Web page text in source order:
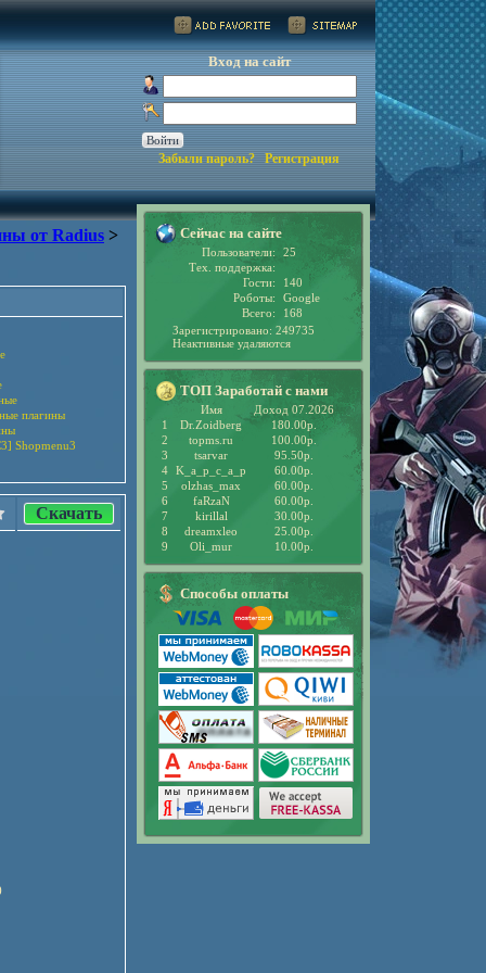
от Radius >
плагины
Shopmenu3
Скачать
Вход на сайт
Забыли пароль? Регистрация
Сейчас на сайте
Пользователи:
25
Тех. поддержка:
Гости:
140
Роботы:
Google
Всего:
168
Зарегистрировано: 249735
Неактивные удаляются
ТОП Заработай с нами
Имя
Доход 07.2026
1
Dr.Zoidberg
180.00р.
2
topms.ru
100.00р.
3
tsarvar
95.50р.
4 K_a_p_c_a_p
60.00р.
5
olzhas_max
60.00р.
6
faRzaN
60.00р.
7
kirillal
30.00р.
8
dreamxleo
25.00р.
9
Oli_mur 10.00р.
Способы оплаты